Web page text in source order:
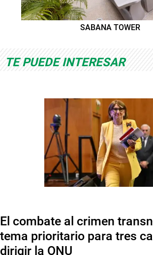
SABANA TOWER
TE PUEDE INTERESAR
El combate al crimen
tema prioritario para tres
dirigir la ONU